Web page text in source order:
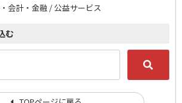
会計・金融 / 公益サービス
む